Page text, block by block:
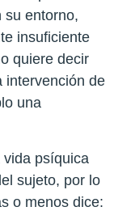
su entorno,
insuficiente
quiere decir
de
una
psíquica
sujeto, por lo
o menos dice: